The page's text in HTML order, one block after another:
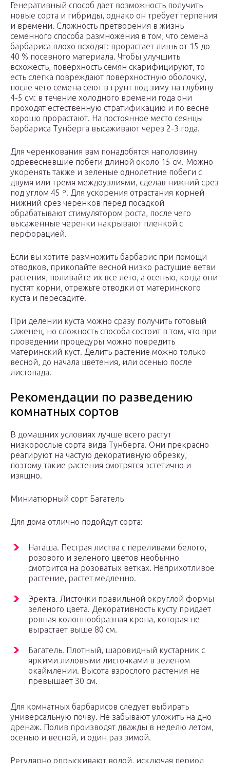
Генеративный способ дает возможность получить
новые сорта и гибриды, однако он требует терпения
и времени. Сложность претворения в жизнь
семенного способа размножения в том, что семена
барбариса плохо всходят: прорастает лишь от 15 до
40 % посевного материала. Чтобы улучшить
всхожесть, поверхность семян скарифицируют, то
есть слегка повреждают поверхностную оболочку,
после чего семена сеют в грунт под зиму на глубину
4-5 см: в течение холодного времени года они
проходят естественную стратификацию и по весне
хорошо прорастают. На постоянное место сеянцы
барбариса Тунберга высаживают через 2-3 года.
Для черенкования вам понадобятся наполовину
одревесневшие побеги длиной около 15 см. Можно
укоренять также и зеленые однолетние побеги с
двумя или тремя междоузлиями, сделав нижний срез
под углом 45 º. Для ускорения отрастания корней
нижний срез черенков перед посадкой
обрабатывают стимулятором роста, после чего
высаженные черенки накрывают пленкой с
перфорацией.
Если вы хотите размножить барбарис при помощи
отводков, прикопайте весной низко растущие ветви
растения, поливайте их все лето, а осенью, когда они
пустят корни, отрежьте отводки от материнского
куста и пересадите.
При делении куста можно сразу получить готовый
саженец, но сложность способа состоит в том, что при
проведении процедуры можно повредить
материнский куст. Делить растение можно только
весной, до начала цветения, или осенью после
листопада.
Рекомендации по разведению
комнатных сортов
В домашних условиях лучше всего растут
низкорослые сорта вида Тунберга. Они прекрасно
реагируют на частую декоративную обрезку,
поэтому такие растения смотрятся эстетично и
изящно.
Миниатюрный сорт Багатель
Для дома отлично подойдут сорта:
Наташа. Пестрая листва с переливами белого,
розового и зеленого цветов необычно
смотрится на розоватых ветках. Неприхотливое
растение, растет медленно.
Эректа. Листочки правильной округлой формы
зеленого цвета. Декоративность кусту придает
ровная колоннообразная крона, которая не
вырастает выше 80 см.
Багатель. Плотный, шаровидный кустарник с
яркими лиловыми листочками в зеленом
окаймлении. Высота взрослого растения не
превышает 30 см.
Для комнатных барбарисов следует выбирать
универсальную почву. Не забывают уложить на дно
дренаж. Полив производят дважды в неделю летом,
осенью и весной, и один раз зимой.
Регулярно опрыскивают водой, исключая период